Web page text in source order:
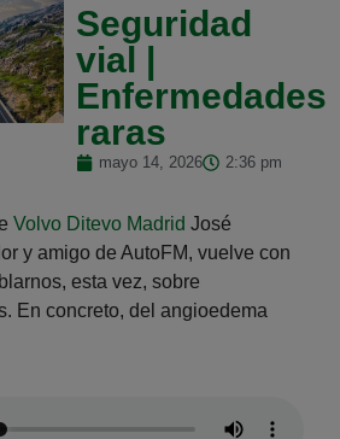
Seguridad
vial |
Enfermedades
raras
mayo 14, 2026 2:36 pm
Volvo Ditevo Madrid José
y amigo de AutoFM, vuelve con
esta vez, sobre
En concreto, del angioedema